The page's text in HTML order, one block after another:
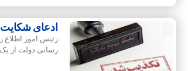
ادعای
رئیس امور اطلاع
رسانی دولت از